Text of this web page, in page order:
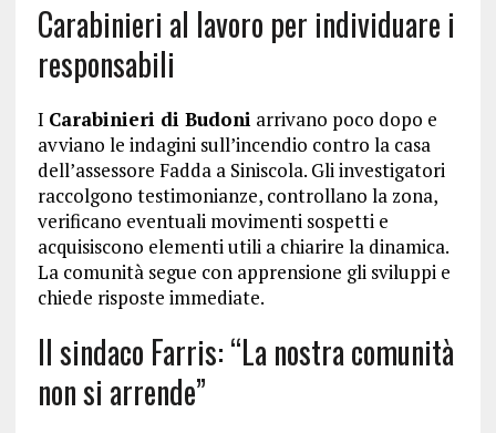
Carabinieri al lavoro per individuare i
responsabili
I Carabinieri di Budoni arrivano poco dopo e
avviano le indagini sull’incendio contro la casa
dell’assessore Fadda a Siniscola. Gli investigatori
raccolgono testimonianze, controllano la zona,
verificano eventuali movimenti sospetti e
acquisiscono elementi utili a chiarire la dinamica.
La comunità segue con apprensione gli sviluppi e
chiede risposte immediate.
Il sindaco Farris: “La nostra comunità
non si arrende”